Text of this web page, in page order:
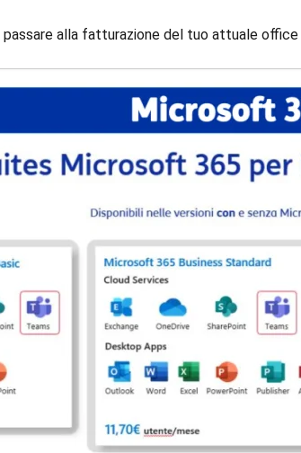
passare alla fatturazione del tuo attuale